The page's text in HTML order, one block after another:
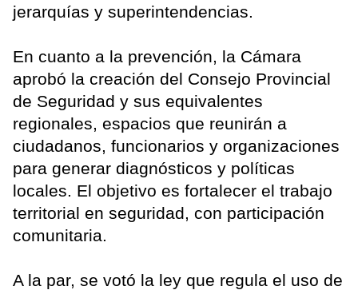
jerarquías y superintendencias.
En cuanto a la prevención, la Cámara
aprobó la creación del Consejo Provincial
de Seguridad y sus equivalentes
regionales, espacios que reunirán a
ciudadanos, funcionarios y organizaciones
para generar diagnósticos y políticas
locales. El objetivo es fortalecer el trabajo
territorial en seguridad, con participación
comunitaria.
A la par, se votó la ley que regula el uso de